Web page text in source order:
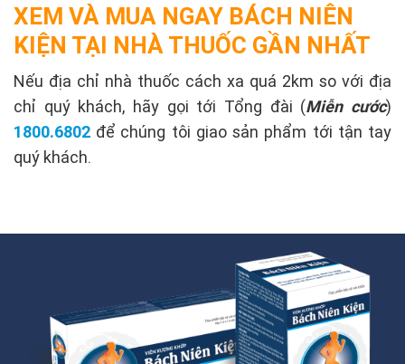
XEM VÀ MUA NGAY BÁCH NIÊN
KIỆN TẠI NHÀ THUỐC GẦN NHẤT
Nếu địa chỉ nhà thuốc cách xa quá 2km so với địa
chỉ quý khách, hãy gọi tới Tổng đài (Miễn cước)
1800.6802 để chúng tôi giao sản phẩm tới tận tay
quý khách.